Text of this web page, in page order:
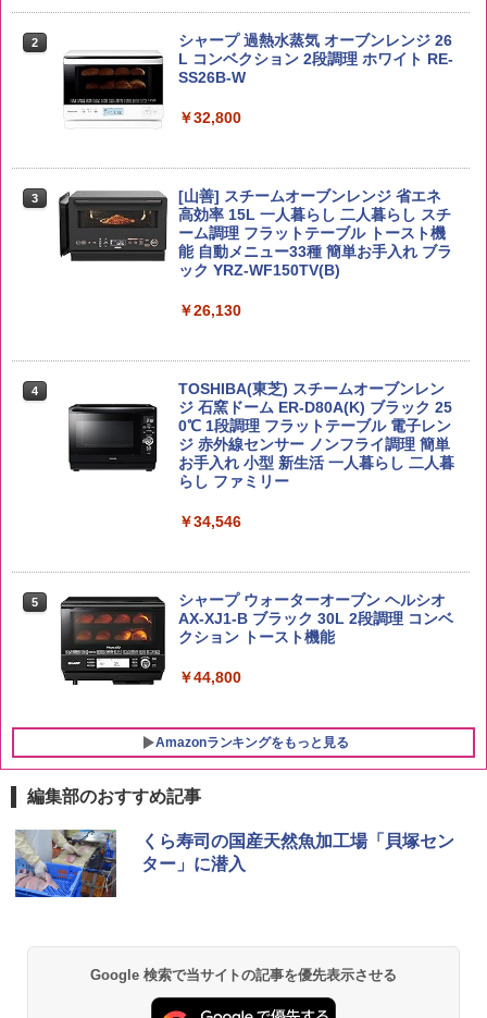
野沢農産 無洗米 青い流るる コシヒカリ
5kg 長野県産 令和7年産
￥3,980
by Amazon あきたこまちブレンド 無洗
米 5kg
￥3,396
￥3,274
【在庫処分価格】ももたろう印 無洗米 5
2
角瓶 2700ml サントリー ウイスキー ハ
イボール 大容量
3
角ハイボール 350ml×24本 サントリー ウ
イスキー ハイボール 缶
￥4,939
容量 4リットル
￥4,345
白州 Story of the Distillery 2026 化粧箱
￥20,000
麺 小腹 インスタント アウトドアにも ロ
ーリングストック 大人買い おやつカン
パニー
￥1,451
3
カップヌードル レギュラー 日清食品 カ
ップ麺 78g×20個
￥3,475
らに塩分控えめ 78g×12個
￥3,248
し 塩らーめん 108g×10袋 保存食 備蓄
2
シャープ 過熱水蒸気 オーブンレンジ 26
L コンベクション 2段調理 ホワイト RE-
SS26B-W
￥32,800
3
[山善] スチームオーブンレンジ 省エネ
高効率 15L 一人暮らし 二人暮らし スチ
ーム調理 フラットテーブル トースト機
能 自動メニュー33種 簡単お手入れ ブラ
ック YRZ-WF150TV(B)
￥26,130
4
TOSHIBA(東芝) スチームオーブンレン
ジ 石窯ドーム ER-D80A(K) ブラック 25
0℃ 1段調理 フラットテーブル 電子レン
ジ 赤外線センサー ノンフライ調理 簡単
お手入れ 小型 新生活 一人暮らし 二人暮
らし ファミリー
￥34,546
5
シャープ ウォーターオーブン ヘルシオ
AX-XJ1-B ブラック 30L 2段調理 コンベ
クション トースト機能
￥44,800
Amazonランキングをもっと見る
編集部のおすすめ記事
くら寿司の国産天然魚加工場「貝塚セン
ター」に潜入
Google 検索で当サイトの記事を優先表示させる